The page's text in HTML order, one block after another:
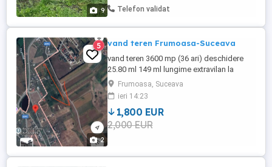
9
Movile, com Scheia.
Telefon validat
2
5 vand teren Frumoasa-Suceava
vand teren 3600 mp (36 ari) deschidere
25.80 ml 149 ml lungime extravilan la
intrarea in Frumoasa pe stanga inainte de
curba. pret 1800 euro ar negociabil
Frumoasa, Suceava
ieri 14:23
1,800 EUR
2,000 EUR